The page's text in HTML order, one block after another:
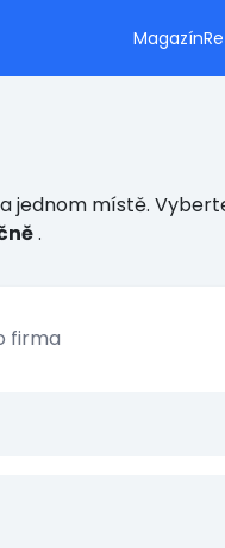
Magazín
jednom místě.
.